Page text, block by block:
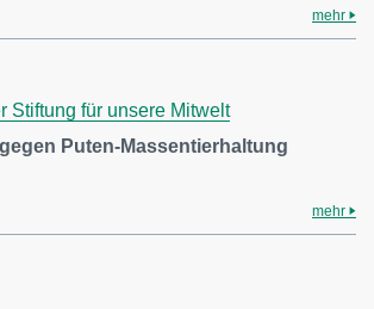
mehr
Stiftung für unsere Mitwelt
Puten-Massentierhaltung
mehr